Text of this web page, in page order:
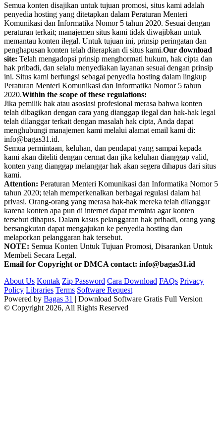
Semua konten disajikan untuk tujuan promosi, situs kami adalah
penyedia hosting yang ditetapkan dalam Peraturan Menteri
Komunikasi dan Informatika Nomor 5 tahun 2020. Sesuai dengan
peraturan terkait; manajemen situs kami tidak diwajibkan untuk
memantau konten ilegal. Untuk tujuan ini, prinsip peringatan dan
penghapusan konten telah diterapkan di situs kami.Our download
site: Telah mengadopsi prinsip menghormati hukum, hak cipta dan
hak pribadi, dan selalu menyediakan layanan sesuai dengan prinsip
ini. Situs kami berfungsi sebagai penyedia hosting dalam lingkup
Peraturan Menteri Komunikasi dan Informatika Nomor 5 tahun
2020.Within the scope of these regulations:
Jika pemilik hak atau asosiasi profesional merasa bahwa konten
telah dibagikan dengan cara yang dianggap ilegal dan hak-hak legal
telah dilanggar terkait dengan masalah hak cipta, Anda dapat
menghubungi manajemen kami melalui alamat email kami di:
info@bagas31.id.
Semua permintaan, keluhan, dan pendapat yang sampai kepada
kami akan diteliti dengan cermat dan jika keluhan dianggap valid,
konten yang dianggap melanggar hak akan segera dihapus dari situs
kami.
Attention: Peraturan Menteri Komunikasi dan Informatika Nomor 5
tahun 2020; telah memperkenalkan berbagai regulasi dalam hal
privasi. Orang-orang yang merasa hak-hak mereka telah dilanggar
karena konten apa pun di internet dapat meminta agar konten
tersebut dihapus. Dalam kasus pelanggaran hak pribadi, orang yang
bersangkutan dapat mengajukan ke penyedia hosting dan
melaporkan pelanggaran hak tersebut.
NOTE: Semua Konten Untuk Tujuan Promosi, Disarankan Untuk
Membeli Secara Legal.
Email for Copyright or DMCA contact: info@bagas31.id
About Us Kontak Zip Password Cara Download FAQs Privacy
Policy Libraries Terms Software Request
Powered by Bagas 31 | Download Software Gratis Full Version
© Copyright 2026, All Rights Reserved